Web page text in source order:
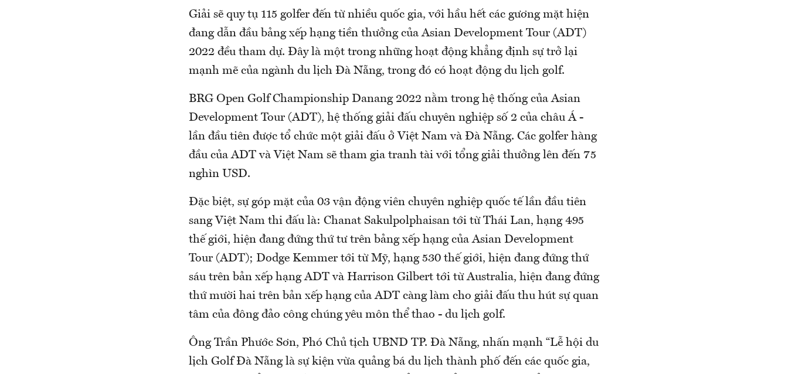
Giải sẽ quy tụ 115 golfer đến từ nhiều quốc gia, với hầu hết các gương mặt hiện
đang dẫn đầu bảng xếp hạng tiền thưởng của Asian Development Tour (ADT)
2022 đều tham dự. Đây là một trong những hoạt động khẳng định sự trở lại
mạnh mẽ của ngành du lịch Đà Nẵng, trong đó có hoạt động du lịch golf.
BRG Open Golf Championship Danang 2022 nằm trong hệ thống của Asian
Development Tour (ADT), hệ thống giải đấu chuyên nghiệp số 2 của châu Á -
lần đầu tiên được tổ chức một giải đấu ở Việt Nam và Đà Nẵng. Các golfer hàng
đầu của ADT và Việt Nam sẽ tham gia tranh tài với tổng giải thưởng lên đến 75
nghìn USD.
Đặc biệt, sự góp mặt của 03 vận động viên chuyên nghiệp quốc tế lần đầu tiên
sang Việt Nam thi đấu là: Chanat Sakulpolphaisan tới từ Thái Lan, hạng 495
thế giới, hiện đang đứng thứ tư trên bảng xếp hạng của Asian Development
Tour (ADT); Dodge Kemmer tới từ Mỹ, hạng 530 thế giới, hiện đang đứng thứ
sáu trên bản xếp hạng ADT và Harrison Gilbert tới từ Australia, hiện đang đứng
thứ mười hai trên bản xếp hạng của ADT càng làm cho giải đấu thu hút sự quan
tâm của đông đảo công chúng yêu môn thể thao - du lịch golf.
Ông Trần Phước Sơn, Phó Chủ tịch UBND TP. Đà Nẵng, nhấn mạnh “Lễ hội du
lịch Golf Đà Nẵng là sự kiện vừa quảng bá du lịch thành phố đến các quốc gia,